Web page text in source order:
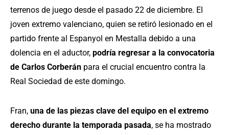
terrenos de juego desde el pasado 22 de diciembre. El
joven extremo valenciano, quien se retiró lesionado en el
partido frente al Espanyol en Mestalla debido a una
dolencia en el aductor, podría regresar a la convocatoria
de Carlos Corberán para el crucial encuentro contra la
Real Sociedad de este domingo.
Fran, una de las piezas clave del equipo en el extremo
derecho durante la temporada pasada, se ha mostrado